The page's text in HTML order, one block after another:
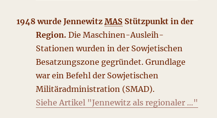
1948 wurde JennewitzMAS Stützpunkt in der
Region. Die Maschinen-Ausleih-
Stationen wurden in der Sowjetischen
Besatzungszone gegründet. Grundlage
war ein Befehl der Sowjetischen
Militäradministration (SMAD).
Siehe Artikel "Jennewitz als regionaler …"